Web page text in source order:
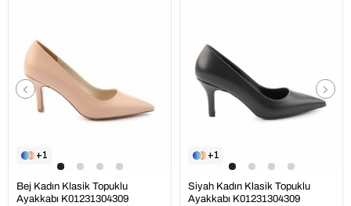
1
Bej Kadın Klasik Topuklu
Ayakkabı K01231304309
1
Siyah Kadın Klasik Topuklu
Ayakkabı K01231304309